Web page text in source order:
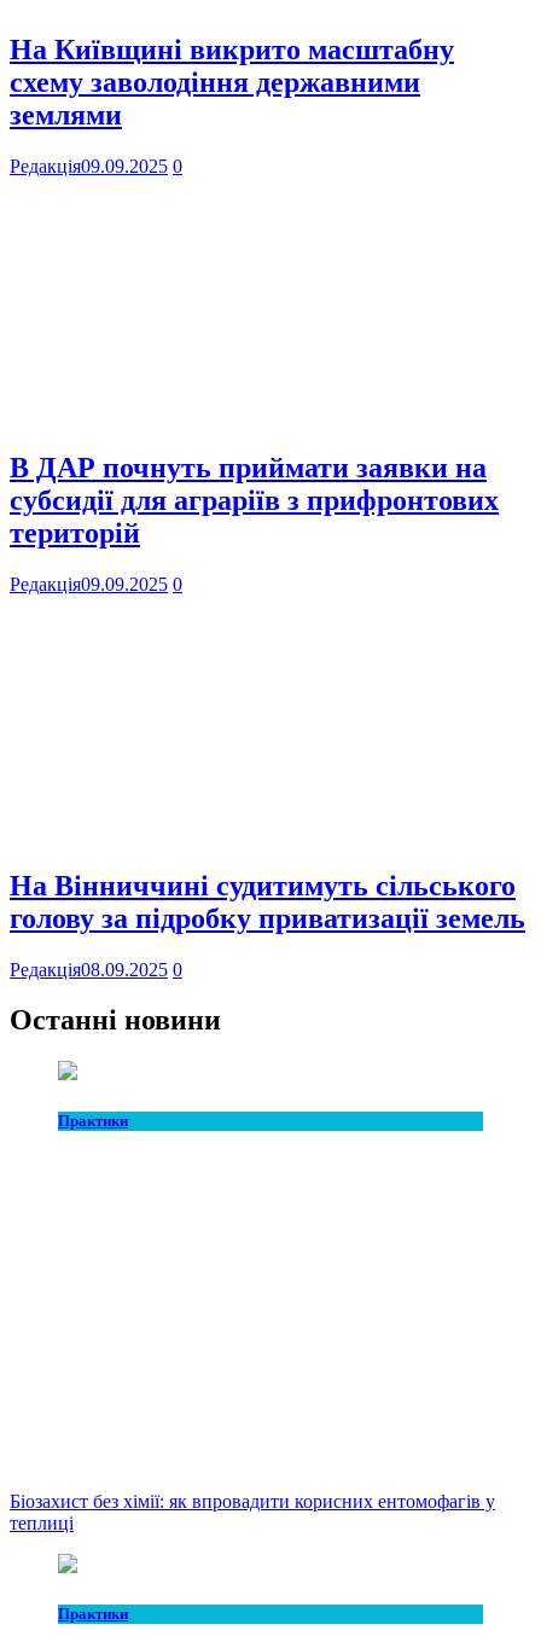
На Київщині викрито масштабну
схему заволодіння державними
землями
Редакція09.09.2025 0
В ДАР почнуть приймати заявки на
субсидії для аграріїв з прифронтових
територій
Редакція09.09.2025 0
На Вінниччині судитимуть сільського
голову за підробку приватизації земель
Редакція08.09.2025 0
Останні новини
Практики
Біозахист без хімії: як впровадити корисних ентомофагів у
теплиці
Практики